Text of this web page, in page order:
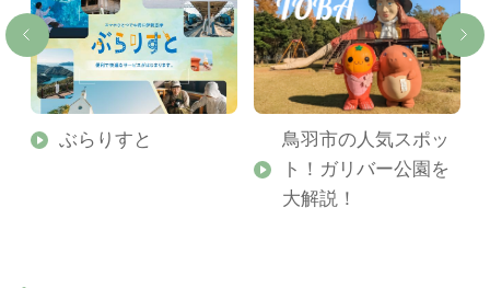
ぶらりすと
鳥羽市の人気スポッ
ト！ガリバー公園を
大解説！